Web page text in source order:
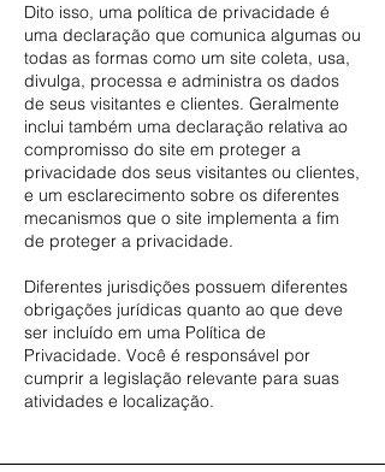
Dito isso, uma política de privacidade é
uma declaração que comunica algumas ou
todas as formas como um site coleta, usa,
divulga, processa e administra os dados
de seus visitantes e clientes. Geralmente
inclui também uma declaração relativa ao
compromisso do site em proteger a
privacidade dos seus visitantes ou clientes,
e um esclarecimento sobre os diferentes
mecanismos que o site implementa a fim
de proteger a privacidade.
Diferentes jurisdições possuem diferentes
obrigações jurídicas quanto ao que deve
ser incluído em uma Política de
Privacidade. Você é responsável por
cumprir a legislação relevante para suas
atividades e localização.